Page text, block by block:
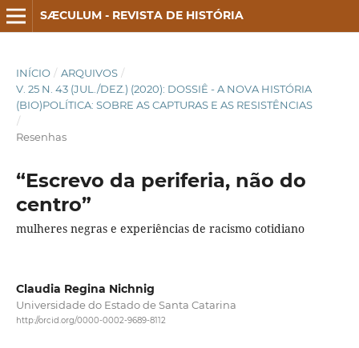
SÆCULUM - REVISTA DE HISTÓRIA
INÍCIO / ARQUIVOS /
V. 25 N. 43 (JUL./DEZ.) (2020): DOSSIÊ - A NOVA HISTÓRIA
(BIO)POLÍTICA: SOBRE AS CAPTURAS E AS RESISTÊNCIAS
/
Resenhas
“Escrevo da periferia, não do
centro”
mulheres negras e experiências de racismo cotidiano
Claudia Regina Nichnig
Universidade do Estado de Santa Catarina
http://orcid.org/0000-0002-9689-8112